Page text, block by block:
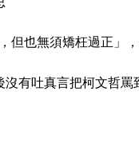
但也無須矯枉過正」
有吐真言把柯文哲罵